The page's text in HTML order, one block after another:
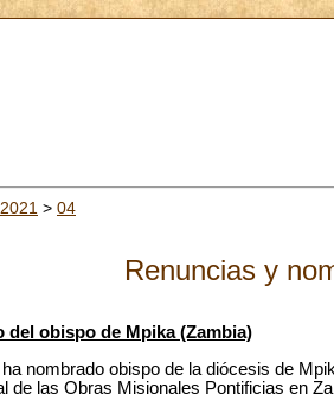
2021 > 04
Renuncias y
del obispo de Mpika (Zambia)
nombrado obispo de la diócesis de
de las Obras Misionales Pontificias en